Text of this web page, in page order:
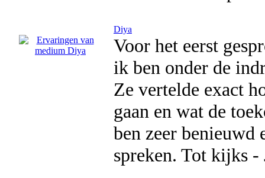
Diya
Voor het eerst
ik ben onder de
Ze vertelde exact
gaan en wat de
ben zeer
spreken. Tot kijks -